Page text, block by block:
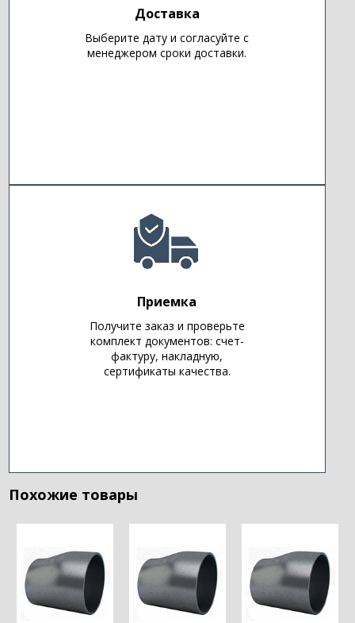
Доставка
Выберите дату и согласуйте с
менеджером сроки доставки.
Приемка
Получите заказ и проверьте
комплект документов: счет-
фактуру, накладную,
сертификаты качества.
Похожие товары